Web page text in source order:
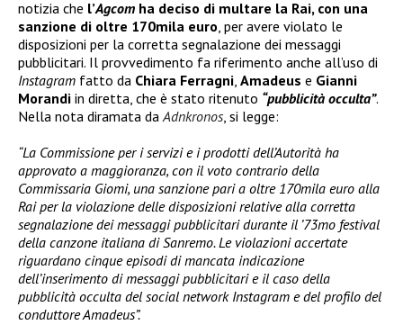
notizia che l’Agcom ha deciso di multare la Rai, con una
sanzione di oltre 170mila euro, per avere violato le
disposizioni per la corretta segnalazione dei messaggi
pubblicitari. Il provvedimento fa riferimento anche all’uso di
Instagram fatto da Chiara Ferragni, Amadeus e Gianni
Morandi in diretta, che è stato ritenuto “pubblicità occulta”.
Nella nota diramata daAdnkronos, si legge:
“La Commissione per i servizi e i prodotti dell’Autorità ha
approvato a maggioranza, con il voto contrario della
Commissaria Giomi, una sanzione pari a oltre 170mila euro alla
Rai per la violazione delle disposizioni relative alla corretta
segnalazione dei messaggi pubblicitari durante il ’73mo festival
della canzone italiana di Sanremo. Le violazioni accertate
riguardano cinque episodi di mancata indicazione
dell’inserimento di messaggi pubblicitari e il caso della
pubblicità occulta del social network Instagram e del profilo del
conduttore Amadeus”.